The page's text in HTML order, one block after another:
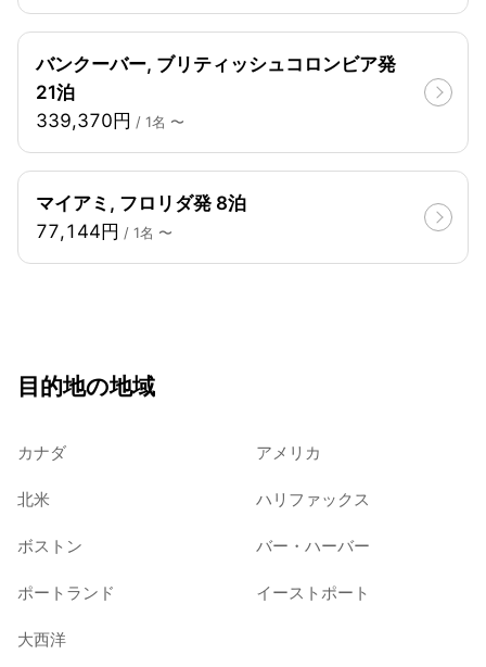
バンクーバー, ブリティッシュコロンビア発
21泊
339,370円 / 1名 〜
マイアミ, フロリダ発 8泊
77,144円 / 1名 〜
目的地の地域
カナダ アメリカ
北米 ハリファックス
ボストン バー・ハーバー
ポートランド イーストポート
大西洋